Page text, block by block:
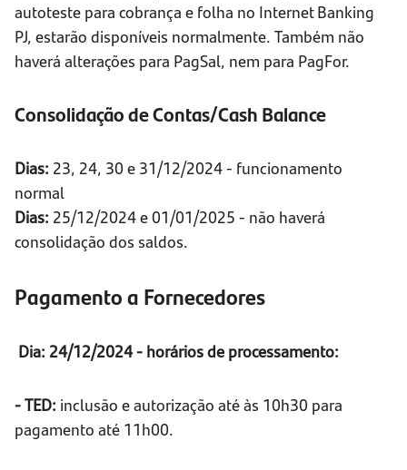
autoteste para cobrança e folha no Internet Banking
PJ, estarão disponíveis normalmente. Também não
haverá alterações para PagSal, nem para PagFor.
Consolidação de Contas/Cash Balance
Dias: 23, 24, 30 e 31/12/2024 - funcionamento
normal
Dias: 25/12/2024 e 01/01/2025 - não haverá
consolidação dos saldos.
Pagamento a Fornecedores
Dia: 24/12/2024 - horários de processamento:
- TED: inclusão e autorização até às 10h30 para
pagamento até 11h00.